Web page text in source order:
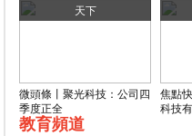
天下
微頭條丨聚光科技：公司四
季度正全
焦點
科技
教育頻道